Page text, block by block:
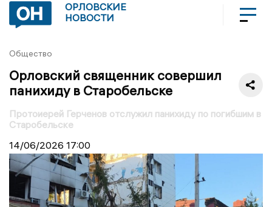
ОРЛОВСКИЕ
НОВОСТИ
Общество
Орловский священник совершил
панихиду в Старобельске
Протоиерей Герченов отслужил панихиду по погибшим в
Старобельске
14/06/2026 17:00